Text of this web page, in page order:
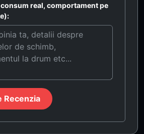
real, comportament pe
Recenzia